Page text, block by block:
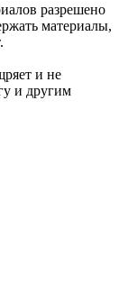
разрешено
материалы,
и не
и другим